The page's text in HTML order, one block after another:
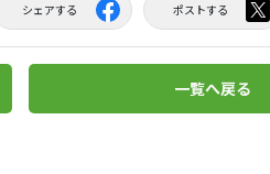
シェアする ポストする
一覧へ戻る